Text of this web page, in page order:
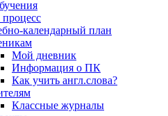
календарный план
Мой дневник
Информация о ПК
Как учить англ.слова?
Классные журналы